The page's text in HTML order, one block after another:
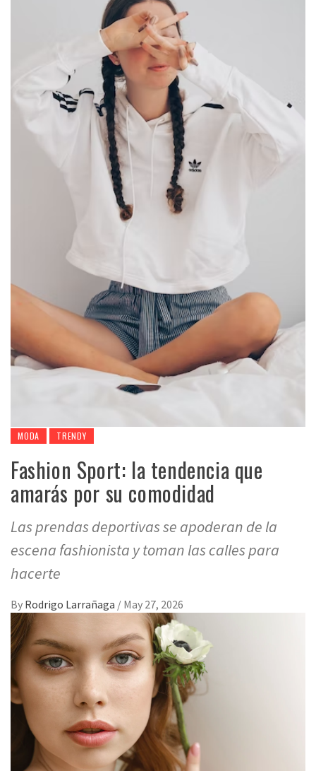
MODA TRENDY
Fashion Sport: la tendencia que
amarás por su comodidad
Las prendas deportivas se apoderan de la
escena fashionista y toman las calles para
hacerte
By Rodrigo Larrañaga / May 27, 2026